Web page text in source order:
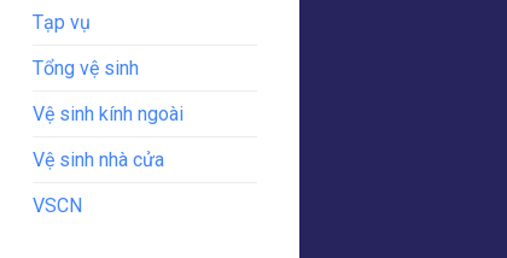
Tạp vụ
Tổng vệ sinh
Vệ sinh kính ngoài
Vệ sinh nhà cửa
VSCN